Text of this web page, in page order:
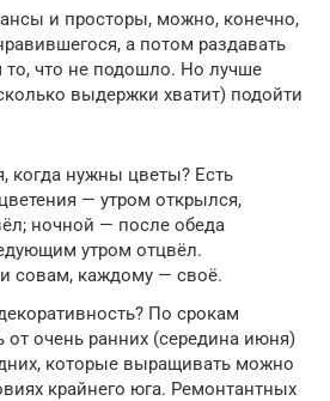
и просторы, можно, конечно,
а потом раздавать
что не подошло. Но лучше
выдержки хватит) подойти
когда нужны цветы? Есть
— утром открылся,
ночной — после обеда
утром отцвёл.
совам, каждому — своё.
По срокам
от очень ранних (середина июня)
которые выращивать можно
крайнего юга. Ремонтантных